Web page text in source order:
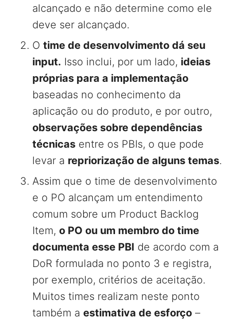
alcançado e não determine como ele
deve ser alcançado.
O time de desenvolvimento dá seu
input. Isso inclui, por um lado, ideias
próprias para a implementação
baseadas no conhecimento da
aplicação ou do produto, e por outro,
observações sobre dependências
técnicas entre os PBIs, o que pode
levar a repriorização de alguns temas.
Assim que o time de desenvolvimento
e o PO alcançam um entendimento
comum sobre um Product Backlog
Item, o PO ou um membro do time
documenta esse PBI de acordo com a
DoR formulada no ponto 3 e registra,
por exemplo, critérios de aceitação.
Muitos times realizam neste ponto
também a estimativa de esforço –